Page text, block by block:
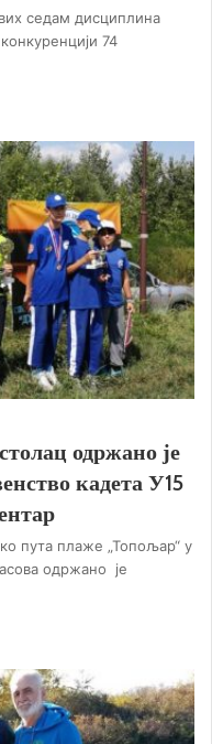
седам дисциплина
74
одржано је
кадета У15
пута плаже „Топољар“ у
одржано је